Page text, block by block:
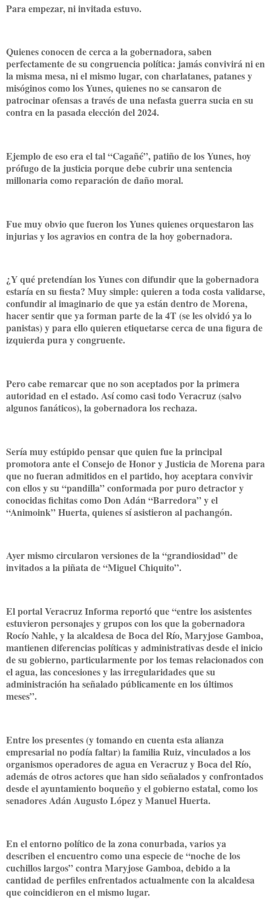
Para empezar, ni invitada estuvo.
Quienes conocen de cerca a la gobernadora, saben
perfectamente de su congruencia política: jamás convivirá ni en
la misma mesa, ni el mismo lugar, con charlatanes, patanes y
misóginos como los Yunes, quienes no se cansaron de
patrocinar ofensas a través de una nefasta guerra sucia en su
contra en la pasada elección del 2024.
Ejemplo de eso era el tal “Cagañé”, patiño de los Yunes, hoy
prófugo de la justicia porque debe cubrir una sentencia
millonaria como reparación de daño moral.
Fue muy obvio que fueron los Yunes quienes orquestaron las
injurias y los agravios en contra de la hoy gobernadora.
¿Y qué pretendían los Yunes con difundir que la gobernadora
estaría en su fiesta? Muy simple: quieren a toda costa validarse,
confundir al imaginario de que ya están dentro de Morena,
hacer sentir que ya forman parte de la 4T (se les olvidó ya lo
panistas) y para ello quieren etiquetarse cerca de una figura de
izquierda pura y congruente.
Pero cabe remarcar que no son aceptados por la primera
autoridad en el estado. Así como casi todo Veracruz (salvo
algunos fanáticos), la gobernadora los rechaza.
Sería muy estúpido pensar que quien fue la principal
promotora ante el Consejo de Honor y Justicia de Morena para
que no fueran admitidos en el partido, hoy aceptara convivir
con ellos y su “pandilla” conformada por puro detractor y
conocidas fichitas como Don Adán “Barredora” y el
“Animoink” Huerta, quienes sí asistieron al pachangón.
Ayer mismo circularon versiones de la “grandiosidad” de
invitados a la piñata de “Miguel Chiquito”.
El portal Veracruz Informa reportó que “entre los asistentes
estuvieron personajes y grupos con los que la gobernadora
Rocío Nahle, y la alcaldesa de Boca del Río, Maryjose Gamboa,
mantienen diferencias políticas y administrativas desde el inicio
de su gobierno, particularmente por los temas relacionados con
el agua, las concesiones y las irregularidades que su
administración ha señalado públicamente en los últimos
meses”.
Entre los presentes (y tomando en cuenta esta alianza
empresarial no podía faltar) la familia Ruiz, vinculados a los
organismos operadores de agua en Veracruz y Boca del Río,
además de otros actores que han sido señalados y confrontados
desde el ayuntamiento boqueño y el gobierno estatal, como los
senadores Adán Augusto López y Manuel Huerta.
En el entorno político de la zona conurbada, varios ya
describen el encuentro como una especie de “noche de los
cuchillos largos” contra Maryjose Gamboa, debido a la
cantidad de perfiles enfrentados actualmente con la alcaldesa
que coincidieron en el mismo lugar.